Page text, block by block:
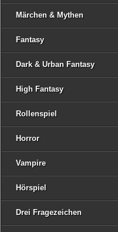
Märchen & Mythen
Fantasy
Dark & Urban Fantasy
High Fantasy
Rollenspiel
Horror
Vampire
Hörspiel
Drei Fragezeichen